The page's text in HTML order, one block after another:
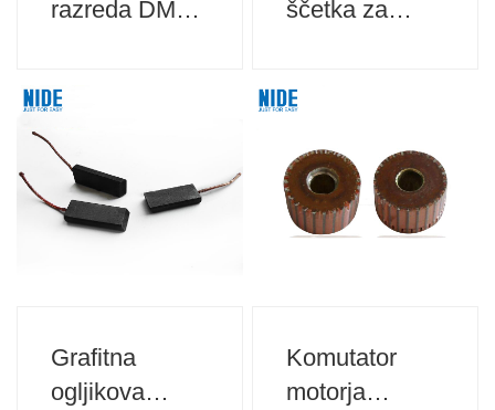
razreda DMD
izolacijo
motorja
ščetka za
Grafitna
ogljikova
Komutator
motorja